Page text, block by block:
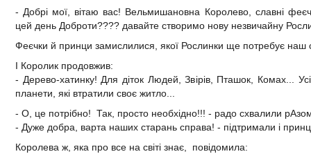
- Добрі мої, вітаю вас! Вельмишановна Королево, славні
цей день Доброти???? давайте створимо нову незвичайну
Феєчки й принци замислилися, якої Рослинки ще потребує наш
І Королик продовжив:
- Дерево-хатинку! Для діток Людей, Звірів, Пташок, Комах...
планети, які втратили своє житло...
- О, це потрібно! Так, просто необхідно!!! - радо схвалили
- Дуже добра, варта наших старань справа! - підтримали і
Королева ж, яка про все на світі знає, повідомила: